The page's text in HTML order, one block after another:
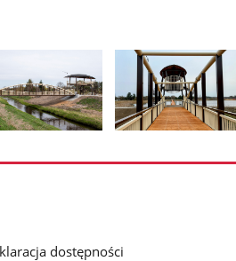
dostępności